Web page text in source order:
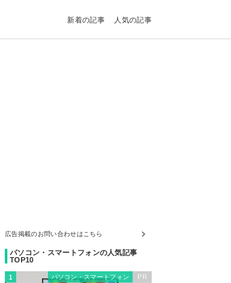
新着の記事 人気の記事
広告掲載のお問い合わせはこちら
パソコン・スマートフォンの人気記事
TOP10
1 パソコン・スマートフォン PR